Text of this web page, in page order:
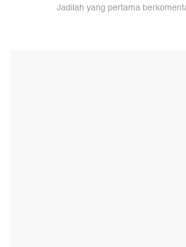
Jadilah yang pertama